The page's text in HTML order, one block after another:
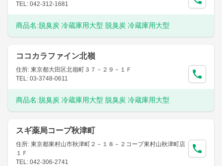
TEL: 042-312-1681
商品名:脱臭炭 冷蔵庫用大型 脱臭炭 冷蔵庫用大型
ココカラファイン北嶺
住所: 東京都大田区北嶺町３７－２９－１Ｆ
TEL: 03-3748-0611
商品名:脱臭炭 冷蔵庫用大型 脱臭炭 冷蔵庫用大型
スギ薬局コープ秋津町
住所: 東京都東村山市秋津町２－１８－２コープ東村山秋津町店
１Ｆ
TEL: 042-306-2741